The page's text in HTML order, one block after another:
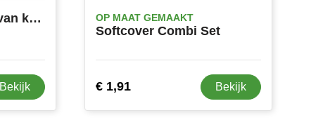
STIBOX - Memoset van karton
Bekijk
OP MAAT GEMAAKT
Softcover Combi Set
€ 1,91 Bekijk